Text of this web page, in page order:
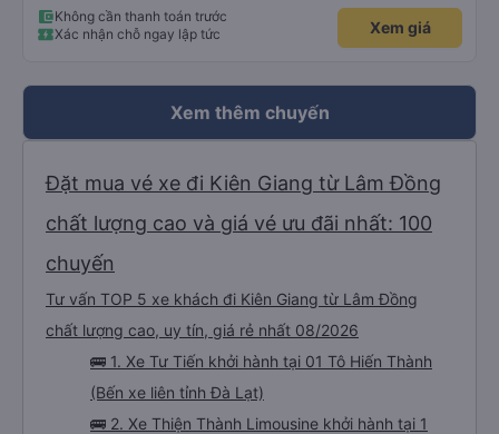
woke us up as they were waking up up their lovers. If you are foreigners and
planning to take this bus, please don’t hesitate as the seats are big and
comfortable enough for you to sleep on.
Không cần thanh toán trước
Xác nhận chỗ ngay lập tức
Xem giá
Xem thêm chuyến
Đặt mua vé xe đi Kiên Giang từ Lâm Đồng
chất lượng cao và giá vé ưu đãi nhất: 100
chuyến
Tư vấn TOP 5 xe khách đi Kiên Giang từ Lâm Đồng
chất lượng cao, uy tín, giá rẻ nhất 08/2026
🚌 1. Xe Tư Tiến khởi hành tại 01 Tô Hiến Thành
(Bến xe liên tỉnh Đà Lạt)
🚌 2. Xe Thiện Thành Limousine khởi hành tại 1